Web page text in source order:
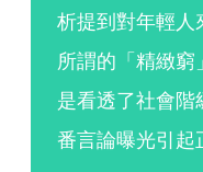
析提到對年輕人
所謂的「精緻
是看透了社會
番言論曝光引起